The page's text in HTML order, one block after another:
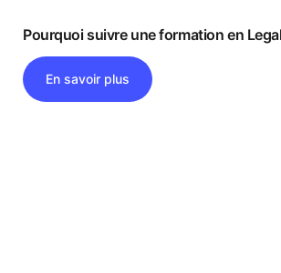
Pourquoi suivre une formation en
En savoir plus